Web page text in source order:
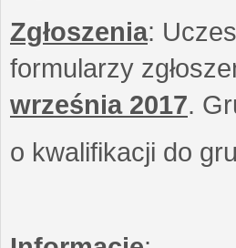
Zgłoszenia:
formularzy
września 2017.
o kwalifikacji do